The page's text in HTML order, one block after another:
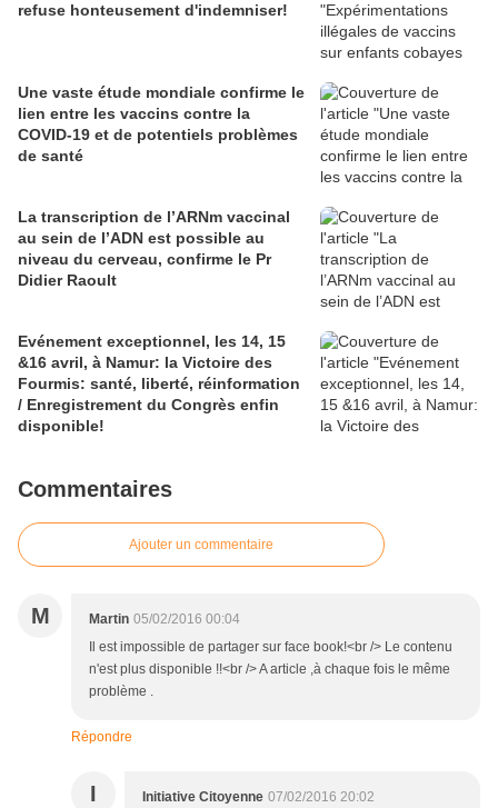
refuse honteusement d'indemniser!
Une vaste étude mondiale confirme le
lien entre les vaccins contre la
COVID-19 et de potentiels problèmes
de santé
La transcription de l’ARNm vaccinal
au sein de l’ADN est possible au
niveau du cerveau, confirme le Pr
Didier Raoult
Evénement exceptionnel, les 14, 15
&16 avril, à Namur: la Victoire des
Fourmis: santé, liberté, réinformation
/ Enregistrement du Congrès enfin
disponible!
Commentaires
Ajouter un commentaire
M Martin 05/02/2016 00:04
Il est impossible de partager sur face book!<br /> Le contenu
n'est plus disponible !!<br /> A article ,à chaque fois le même
problème .
Répondre
I Initiative Citoyenne 07/02/2016 20:02